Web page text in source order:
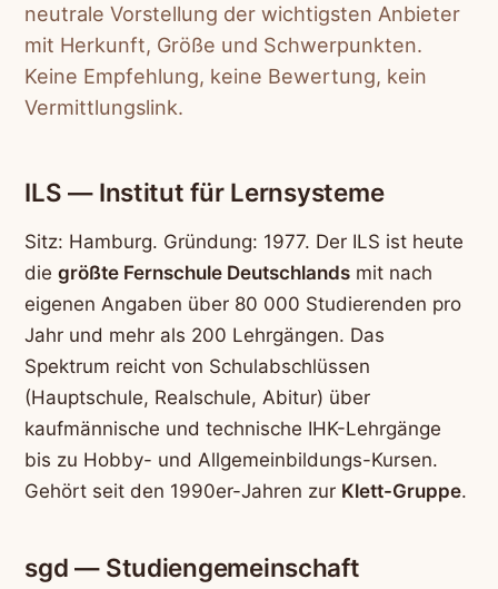
neutrale Vorstellung der wichtigsten Anbieter
mit Herkunft, Größe und Schwerpunkten.
Keine Empfehlung, keine Bewertung, kein
Vermittlungslink.
ILS — Institut für Lernsysteme
Sitz: Hamburg. Gründung: 1977. Der ILS ist heute
diegrößte Fernschule Deutschlands mit nach
eigenen Angaben über 80 000 Studierenden pro
Jahr und mehr als 200 Lehrgängen. Das
Spektrum reicht von Schulabschlüssen
(Hauptschule, Realschule, Abitur) über
kaufmännische und technische IHK-Lehrgänge
bis zu Hobby- und Allgemeinbildungs-Kursen.
Gehört seit den 1990er-Jahren zur Klett-Gruppe.
sgd — Studiengemeinschaft